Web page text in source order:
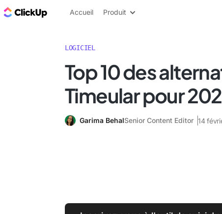
ClickUp Blog
Accueil Produit
LOGICIEL
Top 10 des
Timeular pour
Garima BehalSenior Content Editor 14